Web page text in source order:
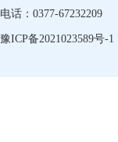
电话：0377-67232209
豫ICP备2021023589号-1